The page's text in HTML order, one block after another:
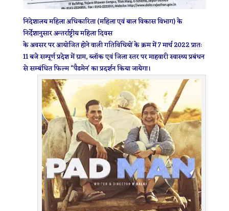
निदेशालय महिला अधिकारिता (महिला एवं बाल विकास विभाग) के
निर्देशानुसार अन्तर्राष्ट्रीय महिला दिवस
के अवसर पर आयोजित होने वाली गतिविधियों के क्रम में 7 मार्च 2022 प्रातः
11 बजे सम्पूर्ण प्रदेश में ग्राम, ब्लॉक एवं जिला स्तर पर माहवारी स्वास्थ्य प्रबंधन
से सम्बंधित फिल्म “पैडमेन' का प्रदर्शन किया जायेगा।